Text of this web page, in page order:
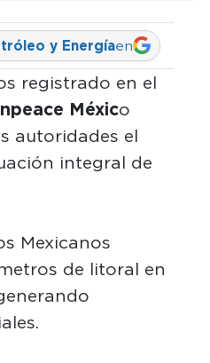
y Energíaen
registrado en el
México
autoridades el
integral de
Mexicanos
de litoral en